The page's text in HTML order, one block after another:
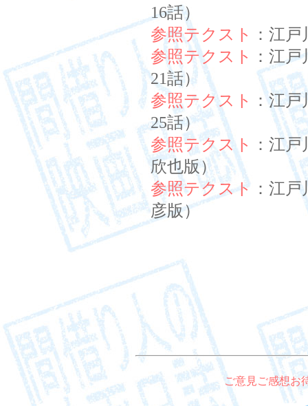
16話）
参照テクスト
：江
参照テクスト
：江
21話）
参照テクスト
：江
25話）
参照テクスト
：江
欣也版）
参照テクスト ：江
彦版）
ご意見ご感想お